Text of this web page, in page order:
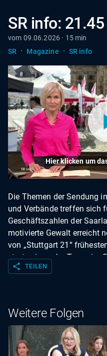
SR info:
vom 09.06.2026 · 15 min
SR
· Magazine · SR info
Hier klicken um
Die Themen der Sendung
und Verbände treffen sich
Geschäftszahlen der
motivierte Gewalt erreicht
von „Stuttgart 21“
starten in sechs Tagen im
share TEILEN
Weitere Folgen